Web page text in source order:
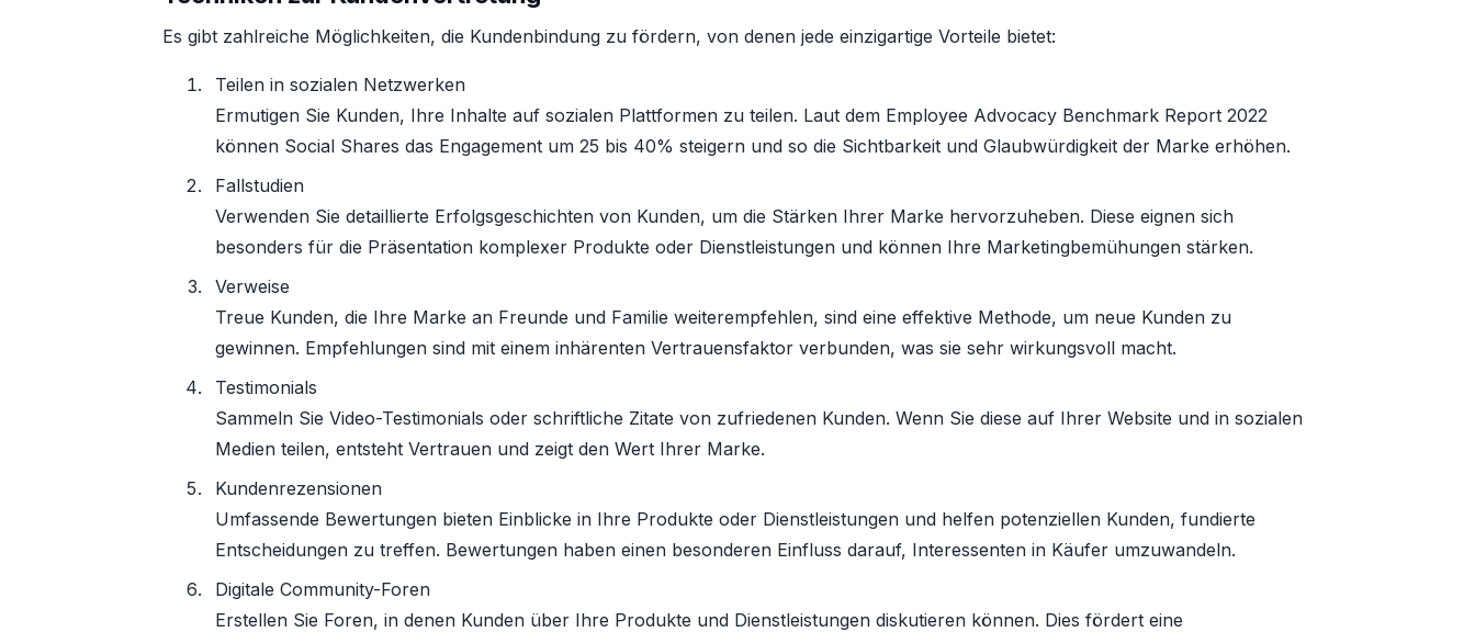
Es gibt zahlreiche Möglichkeiten, die Kundenbindung zu fördern, von denen jede einzigartige Vorteile bietet:
Teilen in sozialen Netzwerken
Ermutigen Sie Kunden, Ihre Inhalte auf sozialen Plattformen zu teilen. Laut dem Employee Advocacy Benchmark Report 2022
können Social Shares das Engagement um 25 bis 40% steigern und so die Sichtbarkeit und Glaubwürdigkeit der Marke erhöhen.
Fallstudien
Verwenden Sie detaillierte Erfolgsgeschichten von Kunden, um die Stärken Ihrer Marke hervorzuheben. Diese eignen sich
besonders für die Präsentation komplexer Produkte oder Dienstleistungen und können Ihre Marketingbemühungen stärken.
Verweise
Treue Kunden, die Ihre Marke an Freunde und Familie weiterempfehlen, sind eine effektive Methode, um neue Kunden zu
gewinnen. Empfehlungen sind mit einem inhärenten Vertrauensfaktor verbunden, was sie sehr wirkungsvoll macht.
Testimonials
Sammeln Sie Video-Testimonials oder schriftliche Zitate von zufriedenen Kunden. Wenn Sie diese auf Ihrer Website und in sozialen
Medien teilen, entsteht Vertrauen und zeigt den Wert Ihrer Marke.
Kundenrezensionen
Umfassende Bewertungen bieten Einblicke in Ihre Produkte oder Dienstleistungen und helfen potenziellen Kunden, fundierte
Entscheidungen zu treffen. Bewertungen haben einen besonderen Einfluss darauf, Interessenten in Käufer umzuwandeln.
Digitale Community-Foren
Erstellen Sie Foren, in denen Kunden über Ihre Produkte und Dienstleistungen diskutieren können. Dies fördert eine